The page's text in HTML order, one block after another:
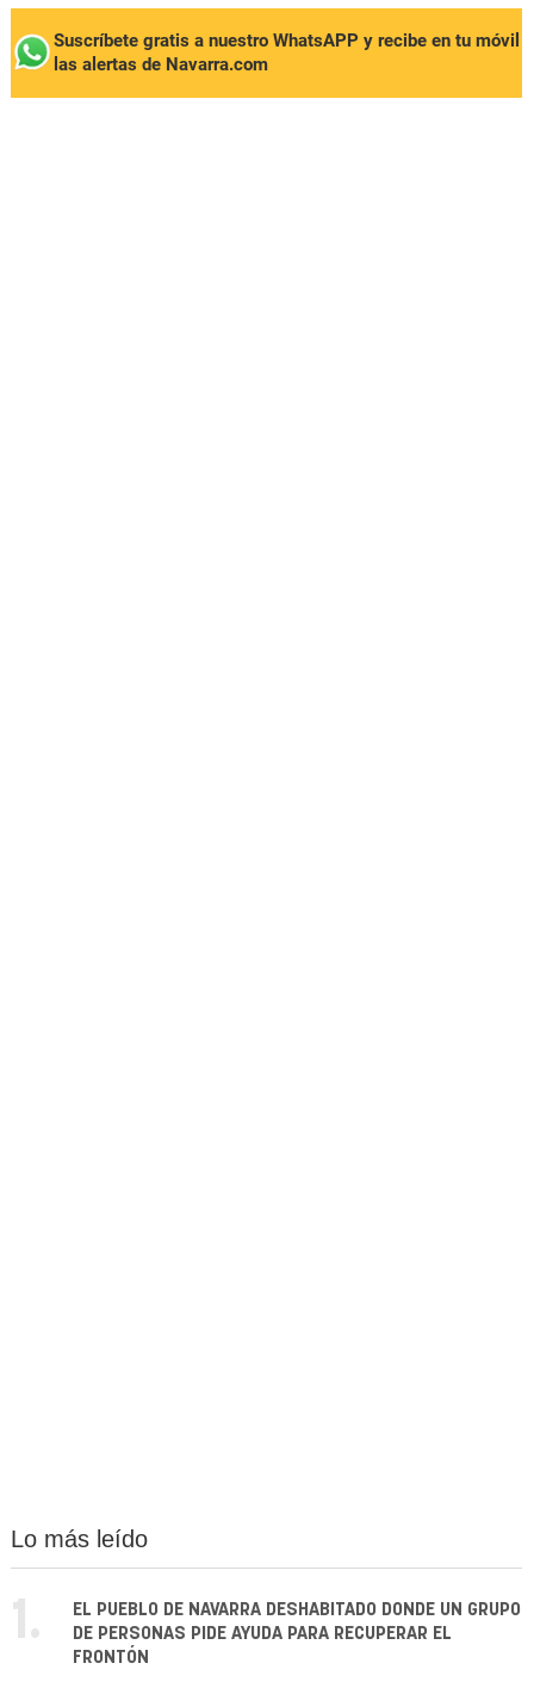
Suscríbete gratis a nuestro WhatsAPP y recibe en tu móvil
las alertas de Navarra.com
Lo más leído
1.
EL PUEBLO DE NAVARRA DESHABITADO DONDE UN GRUPO
DE PERSONAS PIDE AYUDA PARA RECUPERAR EL
FRONTÓN